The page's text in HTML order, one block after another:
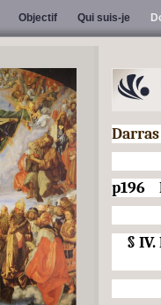
Objectif Qui suis-je
p196
§ IV.